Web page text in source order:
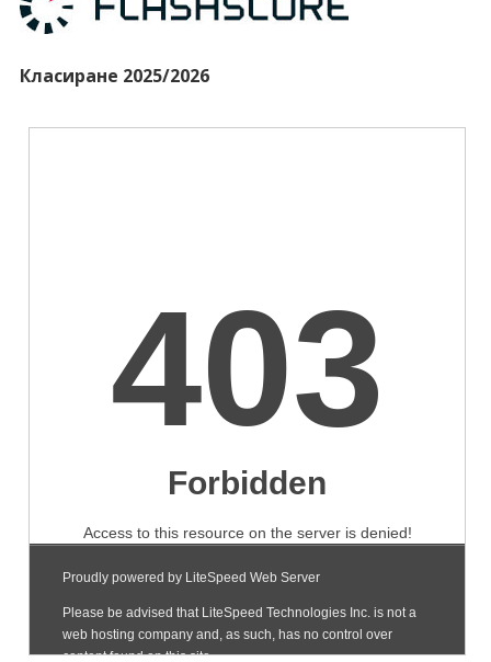
Класиране 2025/2026